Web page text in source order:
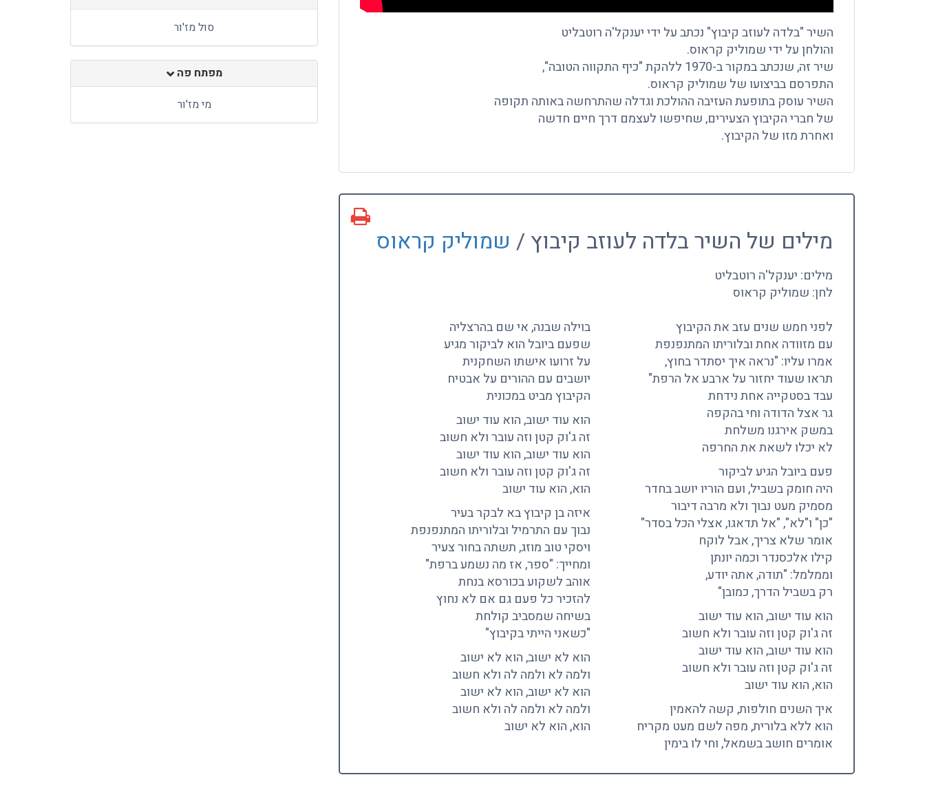
סול מז'ור
מפתח פה
מי מז'ור
השיר "בלדה לעוזב קיבוץ" נכתב על ידי יענקל'ה רוטבליט
והולחן על ידי שמוליק קראוס.
שיר זה, שנכתב במקור ב-1970 ללהקת "כיף התקווה הטובה",
התפרסם בביצועו של שמוליק קראוס.
השיר עוסק בתופעת העזיבה ההולכת וגדלה שהתרחשה באותה תקופה
של חברי הקיבוץ הצעירים, שחיפשו לעצמם דרך חיים חדשה
ואחרת מזו של הקיבוץ.
מילים של השיר בלדה לעוזב קיבוץ / שמוליק קראוס
מילים: יענקל'ה רוטבליט
לחן: שמוליק קראוס
לפני חמש שנים עזב את הקיבוץ
עם מזוודה אחת ובלוריתו המתנפנפת
אמרו עליו: "נראה איך יסתדר בחוץ,
תראו שעוד יחזור על ארבע אל הרפת"
עבד בסטקייה אחת נידחת
גר אצל הדודה וחי בהקפה
במשק אירגנו משלחת
לא יכלו לשאת את החרפה
פעם ביובל הגיע לביקור
היה חומק בשביל, ועם הוריו יושב בחדר
מסמיק מעט נבוך ולא מרבה דיבור
"כן" ו"לא", "אל תדאגו, אצלי הכל בסדר"
אומר שלא צריך, אבל לוקח
קילו אלכסנדר וכמה יונתן
וממלמל: "תודה, אתה יודע,
רק בשביל הדרך, כמובן"
הוא עוד ישוב, הוא עוד ישוב
זה ג'וק קטן וזה עובר ולא חשוב
הוא עוד ישוב, הוא עוד ישוב
זה ג'וק קטן וזה עובר ולא חשוב
הוא, הוא עוד ישוב
איך השנים חולפות, קשה להאמין
הוא ללא בלורית, מפה לשם מעט מקריח
אומרים חושב בשמאל, וחי לו בימין
בוילה שבנה, אי שם בהרצליה
שפעם ביובל הוא לביקור מגיע
על זרועו אישתו השחקנית
יושבים עם ההורים על אבטיח
הקיבוץ מביט במכונית
הוא עוד ישוב, הוא עוד ישוב
זה ג'וק קטן וזה עובר ולא חשוב
הוא עוד ישוב, הוא עוד ישוב
זה ג'וק קטן וזה עובר ולא חשוב
הוא, הוא עוד ישוב
איזה בן קיבוץ בא לבקר בעיר
נבוך עם התרמיל ובלוריתו המתנפנפת
ויסקי טוב מוזג, תשתה בחור צעיר
ומחייך: "ספר, אז מה נשמע ברפת"
אוהב לשקוע בכורסא בנחת
להזכיר כל פעם גם אם לא נחוץ
בשיחה שמסביב קולחת
"כשאני הייתי בקיבוץ"
הוא לא ישוב, הוא לא ישוב
ולמה לא ולמה לה ולא חשוב
הוא לא ישוב, הוא לא ישוב
ולמה לא ולמה לה ולא חשוב
הוא, הוא לא ישוב